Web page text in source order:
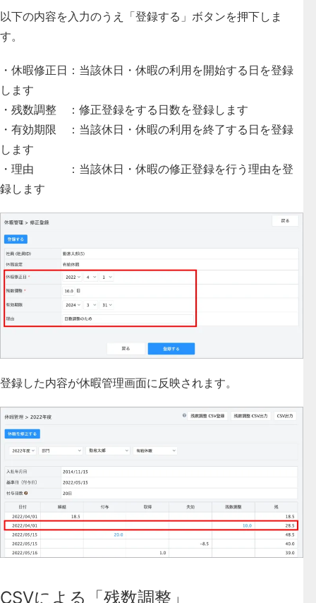
以下の内容を入力のうえ「登録する」ボタンを押下しま
す。
・休暇修正日：当該休日・休暇の利用を開始する日を登録
します
・残数調整 ：修正登録をする日数を登録します
・有効期限 ：当該休日・休暇の利用を終了する日を登録
します
・理由 ：当該休日・休暇の修正登録を行う理由を登
録します
登録した内容が休暇管理画面に反映されます。
CSVによる「残数調整」